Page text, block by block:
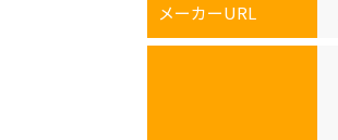
メーカーURL